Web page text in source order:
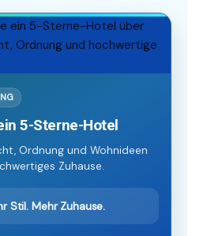
5-Sterne-Hotel
Ordnung und Wohnideen
Zuhause.
Stil. Mehr Zuhause.